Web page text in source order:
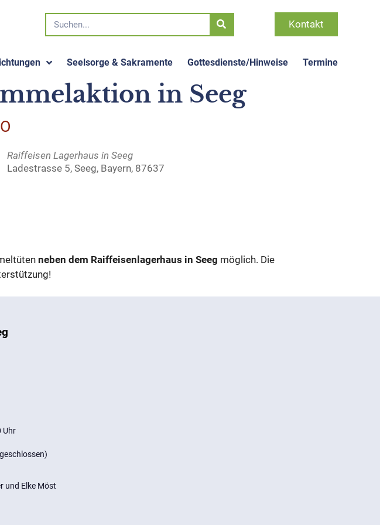
Kontakt
Seelsorge & Sakramente Gottesdienste/Hinweise Termine
in Seeg
Raiffeisen Lagerhaus in Seeg
Ladestrasse 5, Seeg, Bayern, 87637
neben dem Raiffeisenlagerhaus in Seeg möglich. Die
Uhr
17.00 Uhr
und Elke Möst